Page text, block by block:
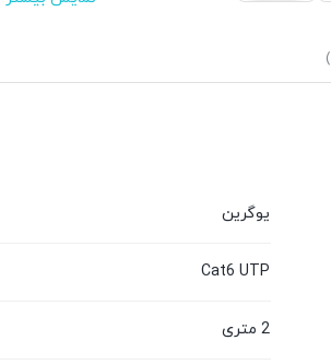
روکش شیلد::
یوگرین
Cat6 UTP
2 متری